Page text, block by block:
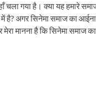
गया है। क्या यह हमारे
में है? अगर सिनेमा समाज का
मानना है कि सिनेमा समाज